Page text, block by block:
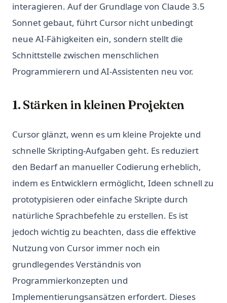
interagieren. Auf der Grundlage von Claude 3.5
Sonnet gebaut, führt Cursor nicht unbedingt
neue AI-Fähigkeiten ein, sondern stellt die
Schnittstelle zwischen menschlichen
Programmierern und AI-Assistenten neu vor.
1. Stärken in kleinen Projekten
Cursor glänzt, wenn es um kleine Projekte und
schnelle Skripting-Aufgaben geht. Es reduziert
den Bedarf an manueller Codierung erheblich,
indem es Entwicklern ermöglicht, Ideen schnell zu
prototypisieren oder einfache Skripte durch
natürliche Sprachbefehle zu erstellen. Es ist
jedoch wichtig zu beachten, dass die effektive
Nutzung von Cursor immer noch ein
grundlegendes Verständnis von
Programmierkonzepten und
Implementierungsansätzen erfordert. Dieses